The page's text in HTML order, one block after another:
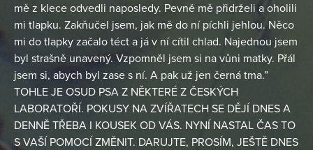
mě z klece odvedli naposledy. Pevně mě přidrželi a oholili
mi tlapku. Zakňučel jsem, jak mě do ní píchli jehlou. Něco
mi do tlapky začalo téct a já v ní cítil chlad. Najednou jsem
byl strašně unavený. Vzpomněl jsem si na vůni matky. Přál
jsem si, abych byl zase s ní. A pak už jen černá tma.”
TOHLE JE OSUD PSA Z NĚKTERÉ Z ČESKÝCH
LABORATOŘÍ. POKUSY NA ZVÍŘATECH SE DĚJÍ DNES A
DENNĚ TŘEBA I KOUSEK OD VÁS. NYNÍ NASTAL ČAS TO
S VAŠÍ POMOCÍ ZMĚNIT. DARUJTE, PROSÍM, JEŠTĚ DNES